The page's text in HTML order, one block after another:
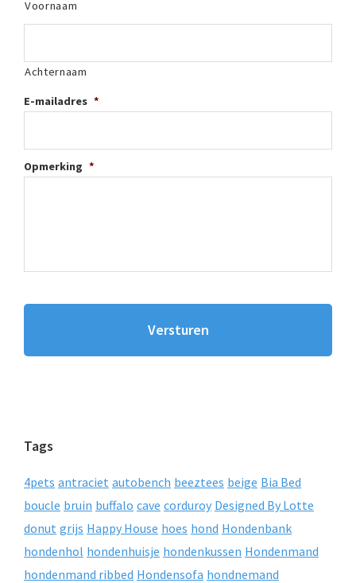
Voornaam
Achternaam
E-mailadres *
Opmerking *
Tags
4pets antraciet autobench beeztees beige Bia Bed
boucle bruin buffalo cave corduroy Designed By Lotte
donut grijs Happy House hoes hond Hondenbank
hondenhol hondenhuisje hondenkussen Hondenmand
hondenmand ribbed Hondensofa hondnemand